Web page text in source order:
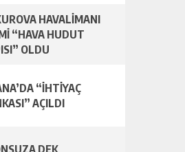
HAVALİMANI
“HAVA HUDUT
OLDU
“İHTİYAÇ
AÇILDI
DEK